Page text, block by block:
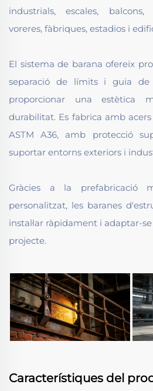
industrials, escales, balcons,
voreres, fàbriques, estadios i
El sistema de barana ofereix
separació de límits i guia
proporcionar una estètica
durabilitat. Es fabrica amb acers
ASTM A36, amb protecció
suportar entorns exteriors i
Gràcies a la prefabricació
personalitzat, les baranes
instal·lar ràpidament i adaptar-
projecte.
Característiques del